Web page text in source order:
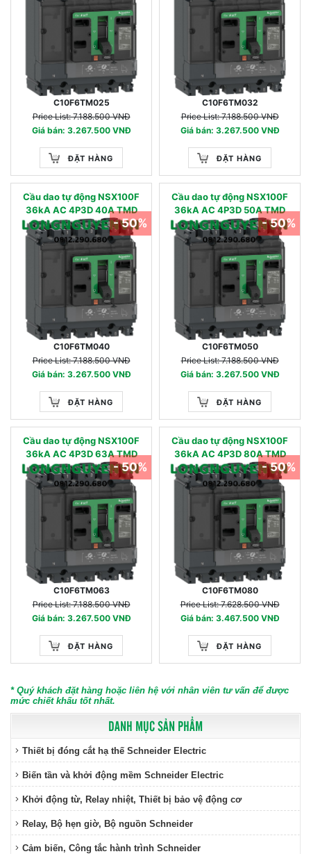
DANH MỤC SẢN PHẨM
Thiết bị đóng cắt hạ thế Schneider Electric
Biến tần và khởi động mềm Schneider Electric
Khởi động từ, Relay nhiệt, Thiết bị bảo vệ động cơ
Relay, Bộ hẹn giờ, Bộ nguồn Schneider
Cảm biến, Công tắc hành trình Schneider
C10F6TM025
Price List: 7.188.500 VNĐ
Giá bán: 3.267.500 VNĐ
ĐẶT HÀNG
C10F6TM032
Price List: 7.188.500 VNĐ
Giá bán: 3.267.500 VNĐ
ĐẶT HÀNG
Cầu dao tự động NSX100F
36kA AC 4P3D 40A TMD
C10F6TM040
Price List: 7.188.500 VNĐ
Giá bán: 3.267.500 VNĐ
ĐẶT HÀNG
- 50%
Cầu dao tự động NSX100F
36kA AC 4P3D 50A TMD
C10F6TM050
Price List: 7.188.500 VNĐ
Giá bán: 3.267.500 VNĐ
ĐẶT HÀNG
- 50%
Cầu dao tự động NSX100F
36kA AC 4P3D 63A TMD
C10F6TM063
Price List: 7.188.500 VNĐ
Giá bán: 3.267.500 VNĐ
ĐẶT HÀNG
- 50%
Cầu dao tự động NSX100F
36kA AC 4P3D 80A TMD
C10F6TM080
Price List: 7.628.500 VNĐ
Giá bán: 3.467.500 VNĐ
ĐẶT HÀNG
- 50%
* Quý khách đặt hàng hoặc liên hệ với nhân viên tư vấn để được
mức chiết khấu tốt nhất.